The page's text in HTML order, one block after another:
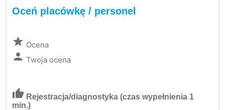
Oceń placówkę / personel
grade Ocena
person Twoja ocena
thumb_up Rejestracja/diagnostyka (czas wypełnienia 1
min.)